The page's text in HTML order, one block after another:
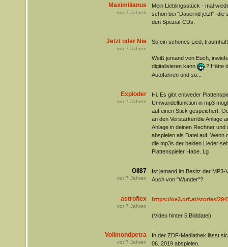
Maximilianus
vor 7 Jahren
Mein Lieblingsstück - mal
schon bei "Dauernd jetzt", die
den Spezial-CDs.
Jetzt oder Nie
vor 7 Jahren
So ein schönes Lied,
Weiß jemand von Euch,
digitalisieren kann
? Hätte
Autofahren und so...
Exploder
vor 7 Jahren
Hi. Es gibt entweder
Umwandelfunktion in mp3
auf einen Stick gespeichert.
an den Verstärker/die Anlage
Anlage in deinen Rechner und
abspielen als Datei auf. Wenn
die mp3s der beiden Lieder
Plattenspieler Habe. Lg
Oli87
vor 7 Jahren
Ist jemand im Besitz der MP3-
Auch von "Wunder"?
astroflex
vor 7 Jahren
https://oe3.orf.at/stories/
(Video hinter 5 Bilddatei)
Vollmondpetra
vor 7 Jahren
In der ZDF-Mediathek lässt
06. 2019 abspielen.